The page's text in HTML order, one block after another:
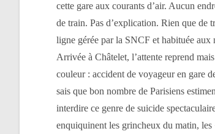
cette gare aux courants d’air. Aucun
de train. Pas d’explication. Rien que de
ligne gérée par la SNCF et habituée aux
Arrivée à Châtelet, l’attente reprend
couleur : accident de voyageur en gare
sais que bon nombre de Parisiens
interdire ce genre de suicide
enquiquinent les grincheux du matin,